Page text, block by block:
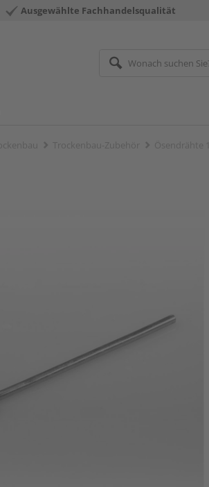
Ausgewählte Fachhandelsqualität